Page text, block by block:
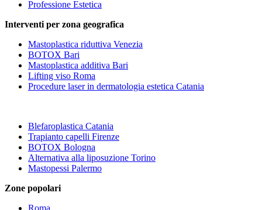
Professione Estetica
Interventi per zona geografica
Mastoplastica riduttiva Venezia
BOTOX Bari
Mastoplastica additiva Bari
Lifting viso Roma
Procedure laser in dermatologia estetica Catania
Blefaroplastica Catania
Trapianto capelli Firenze
BOTOX Bologna
Alternativa alla liposuzione Torino
Mastopessi Palermo
Zone popolari